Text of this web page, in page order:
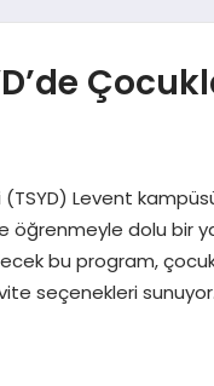
Levent
dolu bir
bu program,
sunuyor.